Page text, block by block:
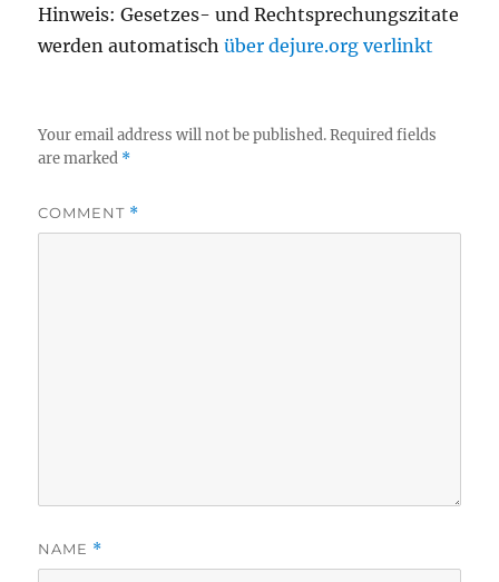
Hinweis: Gesetzes- und Rechtsprechungszitate
werden automatischüber dejure.org verlinkt
Your email address will not be published. Required fields
are marked *
COMMENT *
NAME *